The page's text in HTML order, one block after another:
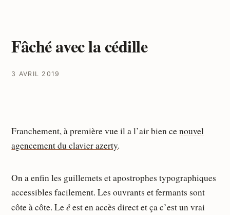
Fâché avec la cédille
3 AVRIL 2019
Franchement, à première vue il a l’air bien cenouvel
agencement du clavier azerty.
On a enfin les guillemets et apostrophes typographiques
accessibles facilement. Les ouvrants et fermants sont
côte à côte. Leêest en accès direct et ça c’est un vrai